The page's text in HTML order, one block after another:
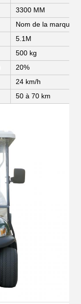
3300 MM
Nom de la marque
5.1M
500 kg
20%
24 km/h
50 à 70 km